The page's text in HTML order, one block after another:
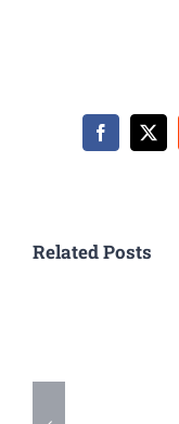
Facebook
X
Related Posts